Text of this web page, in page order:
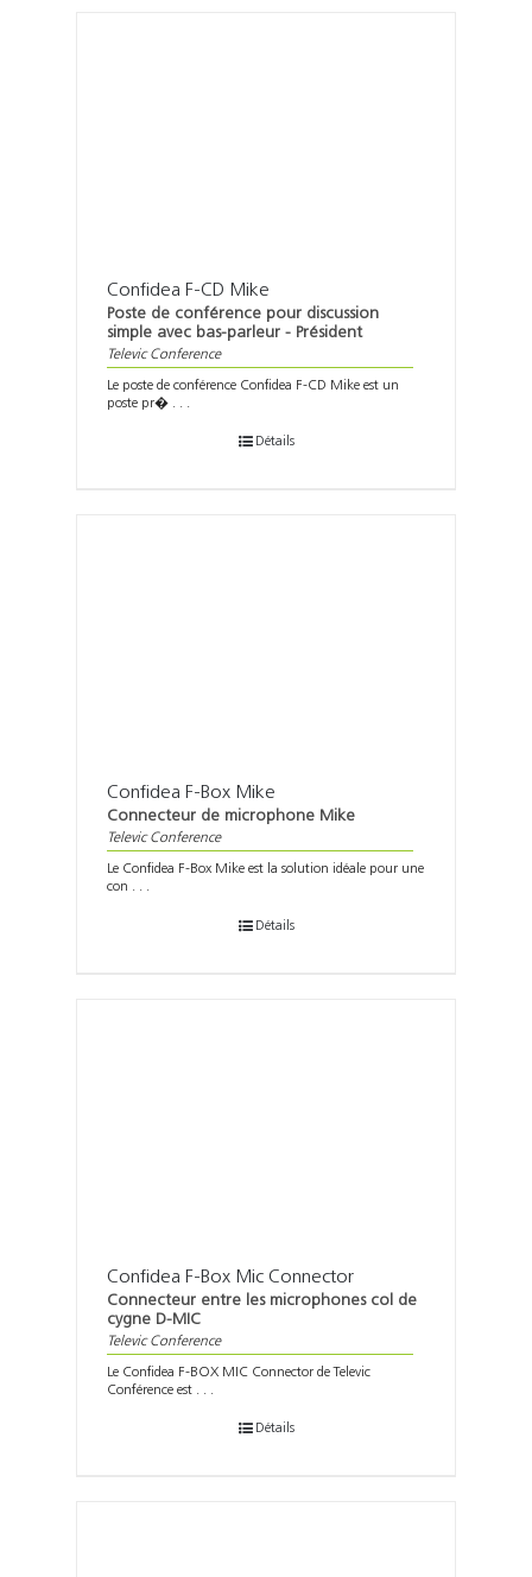
Confidea F-CD Mike
Poste de conférence pour discussion
simple avec bas-parleur - Président
Televic Conference
Le poste de conférence Confidea F-CD Mike est un
poste pr� . . .
Détails
Confidea F-Box Mike
Connecteur de microphone Mike
Televic Conference
Le Confidea F-Box Mike est la solution idéale pour une
con . . .
Détails
Confidea F-Box Mic Connector
Connecteur entre les microphones col de
cygne D-MIC
Televic Conference
Le Confidea F-BOX MIC Connector de Televic
Conférence est . . .
Détails